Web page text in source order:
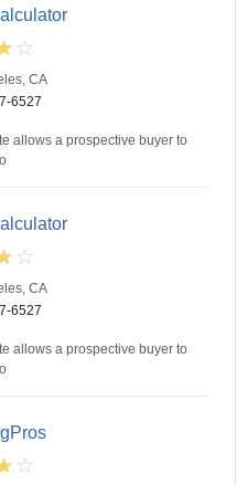
CA
6527
allows a prospective buyer to
CA
6527
allows a prospective buyer to